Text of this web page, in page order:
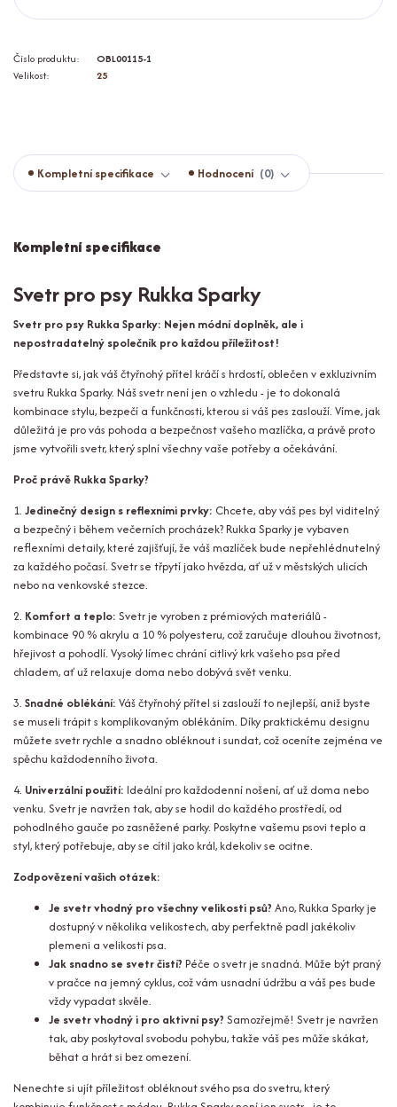
Číslo produktu:
OBL00115-1
Velikost:
25
Kompletní specifikace Hodnocení 0
Kompletní specifikace
Svetr pro psy Rukka Sparky
Svetr pro psy Rukka Sparky: Nejen módní doplněk, ale i
nepostradatelný společník pro každou příležitost!
Představte si, jak váš čtyřnohý přítel kráčí s hrdostí, oblečen v exkluzivním
svetru Rukka Sparky. Náš svetr není jen o vzhledu - je to dokonalá
kombinace stylu, bezpečí a funkčnosti, kterou si váš pes zaslouží. Víme, jak
důležitá je pro vás pohoda a bezpečnost vašeho mazlíčka, a právě proto
jsme vytvořili svetr, který splní všechny vaše potřeby a očekávání.
Proč právě Rukka Sparky?
1. Jedinečný design s reflexními prvky: Chcete, aby váš pes byl viditelný
a bezpečný i během večerních procházek? Rukka Sparky je vybaven
reflexními detaily, které zajišťují, že váš mazlíček bude nepřehlédnutelný
za každého počasí. Svetr se třpytí jako hvězda, ať už v městských ulicích
nebo na venkovské stezce.
2. Komfort a teplo: Svetr je vyroben z prémiových materiálů -
kombinace 90 % akrylu a 10 % polyesteru, což zaručuje dlouhou životnost,
hřejivost a pohodlí. Vysoký límec chrání citlivý krk vašeho psa před
chladem, ať už relaxuje doma nebo dobývá svět venku.
3. Snadné oblékání: Váš čtyřnohý přítel si zaslouží to nejlepší, aniž byste
se museli trápit s komplikovaným oblékáním. Díky praktickému designu
můžete svetr rychle a snadno obléknout i sundat, což oceníte zejména ve
spěchu každodenního života.
4. Univerzální použití: Ideální pro každodenní nošení, ať už doma nebo
venku. Svetr je navržen tak, aby se hodil do každého prostředí, od
pohodlného gauče po zasněžené parky. Poskytne vašemu psovi teplo a
styl, který potřebuje, aby se cítil jako král, kdekoliv se ocitne.
Zodpovězení vašich otázek:
Je svetr vhodný pro všechny velikosti psů? Ano, Rukka Sparky je
dostupný v několika velikostech, aby perfektně padl jakékoliv
plemeni a velikosti psa.
Jak snadno se svetr čistí? Péče o svetr je snadná. Může být praný
v pračce na jemný cyklus, což vám usnadní údržbu a váš pes bude
vždy vypadat skvěle.
Je svetr vhodný i pro aktivní psy? Samozřejmě! Svetr je navržen
tak, aby poskytoval svobodu pohybu, takže váš pes může skákat,
běhat a hrát si bez omezení.
Nenechte si ujít příležitost obléknout svého psa do svetru, který